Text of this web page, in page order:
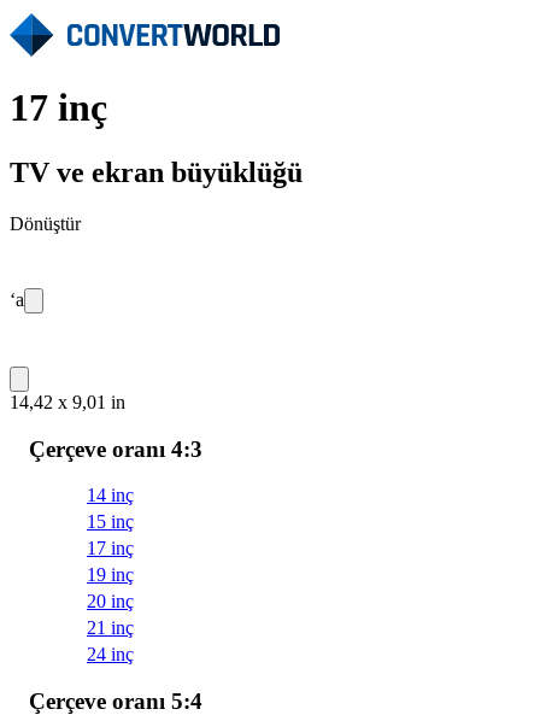
17 inç
TV ve ekran büyüklüğü
Dönüştür
‘a
14,42 x 9,01 in
Çerçeve oranı 4:3
14 inç
15 inç
17 inç
19 inç
20 inç
21 inç
24 inç
Çerçeve oranı 5:4